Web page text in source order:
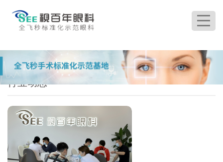
首页 >眼科资讯 > 行业动态
行业动态